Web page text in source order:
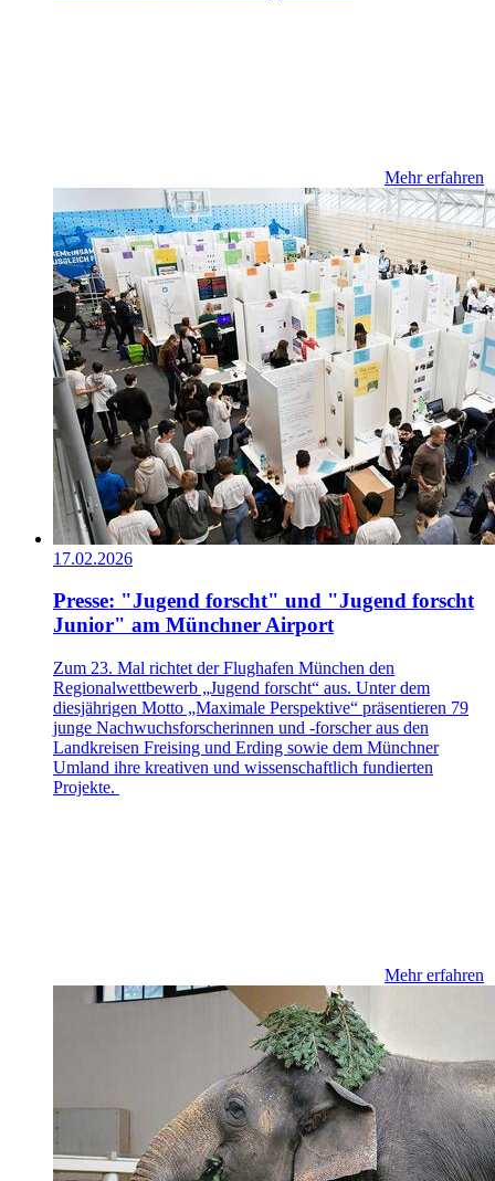
Mehr erfahren
17.02.2026
Presse: "Jugend forscht" und "Jugend forscht
Junior" am Münchner Airport
Zum 23. Mal richtet der Flughafen München den
Regionalwettbewerb „Jugend forscht“ aus. Unter dem
diesjährigen Motto „Maximale Perspektive“ präsentieren 79
junge Nachwuchsforscherinnen und -forscher aus den
Landkreisen Freising und Erding sowie dem Münchner
Umland ihre kreativen und wissenschaftlich fundierten
Projekte.
Mehr erfahren